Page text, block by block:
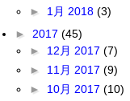
► 1月 2018 (3)
► 2017 (45)
► 12月 2017 (7)
► 11月 2017 (9)
► 10月 2017 (10)